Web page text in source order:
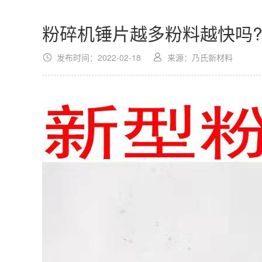
粉碎机锤片越多粉料越快吗?
发布时间：2022-02-18 来源：乃氏新材料